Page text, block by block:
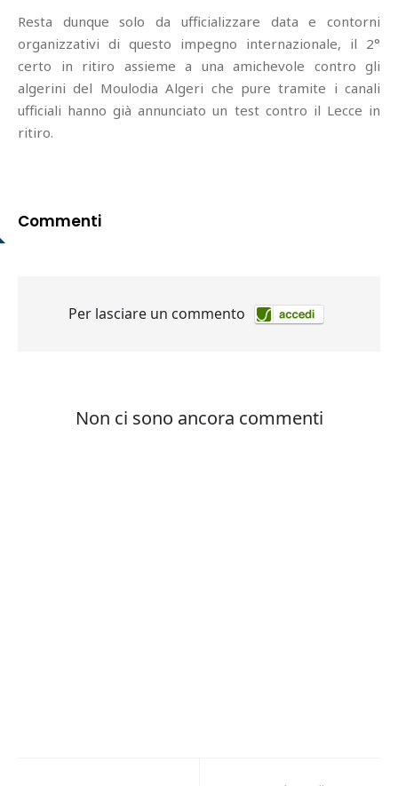
Resta dunque solo da ufficializzare data e contorni
organizzativi di questo impegno internazionale, il 2°
certo in ritiro assieme a una amichevole contro gli
algerini del Moulodia Algeri che pure tramite i canali
ufficiali hanno già annunciato un test contro il Lecce in
ritiro.
Commenti